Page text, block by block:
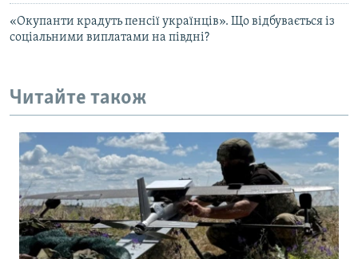
«Окупанти крадуть пенсії українців». Що відбувається із
соціальними виплатами на півдні?
Читайте також